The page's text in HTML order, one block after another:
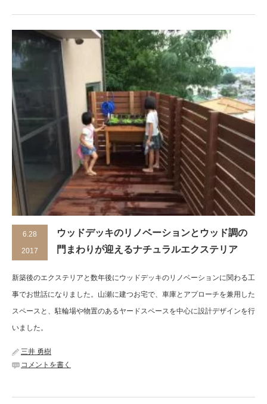
6.28
2017
ウッドデッキのリノベーションとウッド調の
門まわりが迎えるナチュラルエクステリア
新築後のエクステリアと数年後にウッドデッキのリノベーションに関わる工
事でお世話になりました。山瀬に建つお宅で、車庫とアプローチを兼用した
スペースと、駐輪場や物置のあるヤードスペースを中心に設計デザインを行
いました。
三井 勇樹
コメントを書く